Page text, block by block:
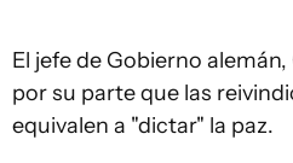
El jefe de Gobierno
por su parte que las
equivalen a "dictar" la paz.